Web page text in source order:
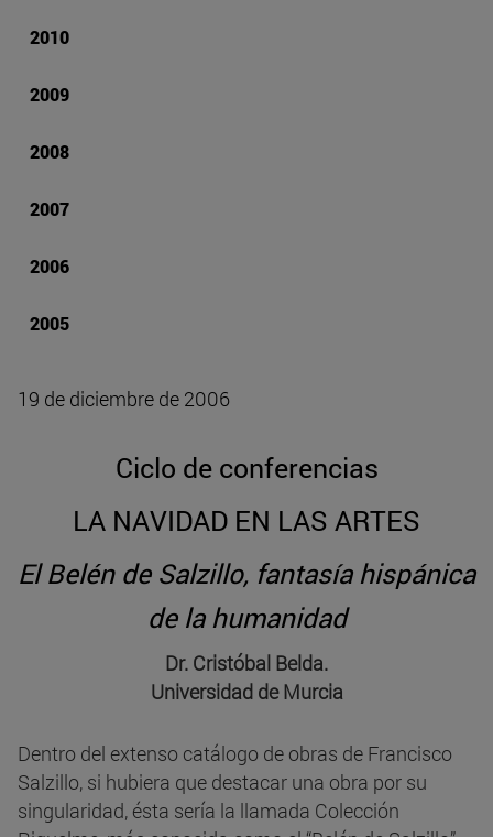
2010
2009
2008
2007
2006
2005
19 de diciembre de 2006
Ciclo de conferencias
LA NAVIDAD EN LAS ARTES
El Belén de Salzillo, fantasía hispánica
de la humanidad
Dr. Cristóbal Belda.
Universidad de Murcia
Dentro del extenso catálogo de obras de Francisco
Salzillo, si hubiera que destacar una obra por su
singularidad, ésta sería la llamada Colección